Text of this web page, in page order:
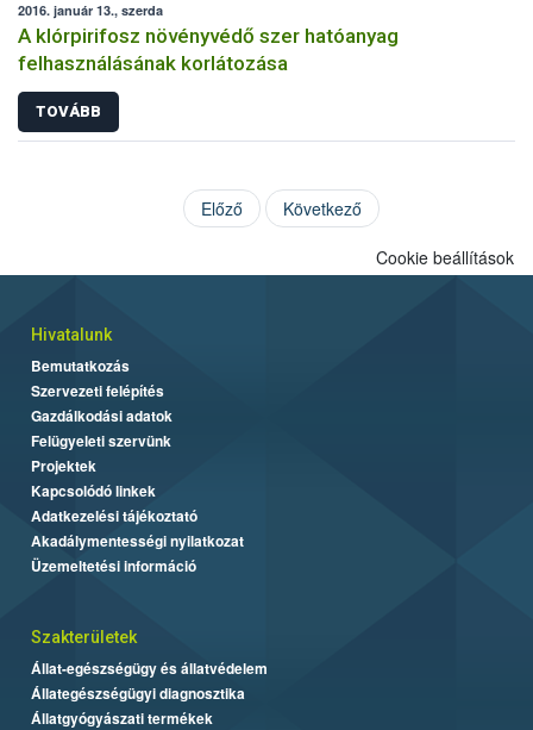
2016. január 13., szerda
A klórpirifosz növényvédő szer hatóanyag
felhasználásának korlátozása
TOVÁBB
Előző Következő
Cookie beállítások
Hivatalunk
Bemutatkozás
Szervezeti felépítés
Gazdálkodási adatok
Felügyeleti szervünk
Projektek
Kapcsolódó linkek
Adatkezelési tájékoztató
Akadálymentességi nyilatkozat
Üzemeltetési információ
Szakterületek
Állat-egészségügy és állatvédelem
Állategészségügyi diagnosztika
Állatgyógyászati termékek